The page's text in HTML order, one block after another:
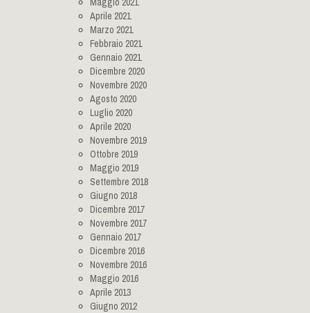
Aprile 2021
Marzo 2021
Febbraio 2021
Gennaio 2021
Dicembre 2020
Novembre 2020
Agosto 2020
Luglio 2020
Aprile 2020
Novembre 2019
Ottobre 2019
Maggio 2019
Settembre 2018
Giugno 2018
Dicembre 2017
Novembre 2017
Gennaio 2017
Dicembre 2016
Novembre 2016
Maggio 2016
Aprile 2013
Giugno 2012